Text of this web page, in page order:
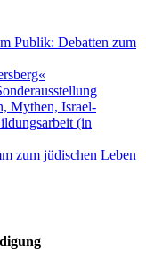
Publik: Debatten zum
Mythen, Israel-
(in
zum jüdischen Leben